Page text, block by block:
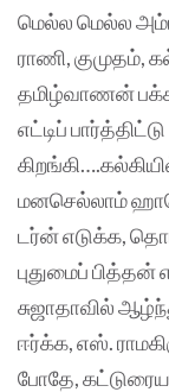
மெல்ல மெல்ல
ராணி, குமுதம்,
தமிழ்வாணன்
எட்டிப்
மனசெல்லாம்
டர்ன் எடுக்க,
புதுமைப்
சுஜாதாவில்
ஈர்க்க, எஸ்.
போதே,